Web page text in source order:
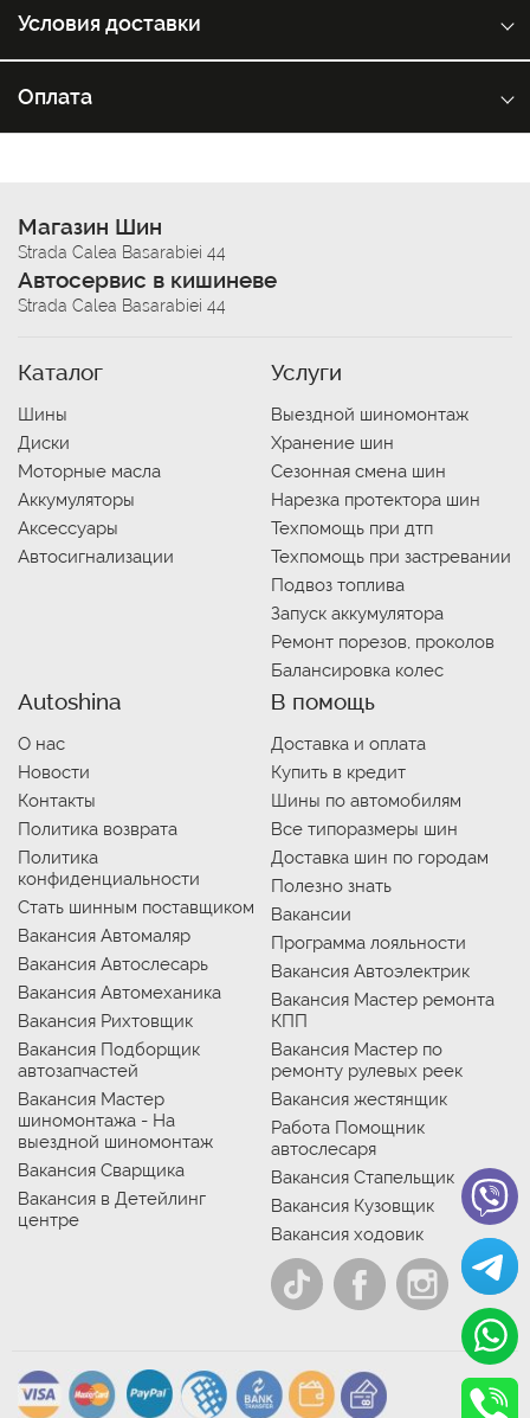
Условия доставки
Оплата
Магазин Шин
Strada Calea Basarabiei 44
Автосервис в кишиневе
Strada Calea Basarabiei 44
Каталог
Шины
Диски
Моторные масла
Аккумуляторы
Аксессуары
Автосигнализации
Услуги
Выездной шиномонтаж
Хранение шин
Сезонная смена шин
Нарезка протектора шин
Техпомощь при дтп
Техпомощь при застревании
Подвоз топлива
Запуск аккумулятора
Ремонт порезов, проколов
Балансировка колес
Autoshina
О нас
Новости
Контакты
Политика возврата
Политика
конфиденциальности
Стать шинным поставщиком
Вакансия Автомаляр
Вакансия Автослесарь
Вакансия Автомеханика
Вакансия Рихтовщик
Вакансия Подборщик
автозапчастей
Вакансия Мастер
шиномонтажа - На
выездной шиномонтаж
Вакансия Сварщика
Вакансия в Детейлинг
центре
В помощь
Доставка и оплата
Купить в кредит
Шины по автомобилям
Все типоразмеры шин
Доставка шин по городам
Полезно знать
Вакансии
Программа лояльности
Вакансия Автоэлектрик
Вакансия Мастер ремонта
КПП
Вакансия Мастер по
ремонту рулевых реек
Вакансия жестянщик
Работа Помощник
автослесаря
Вакансия Стапельщик
Вакансия Кузовщик
Вакансия ходовик